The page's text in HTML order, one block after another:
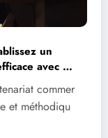
un
avec un
commer
et méthodiqu